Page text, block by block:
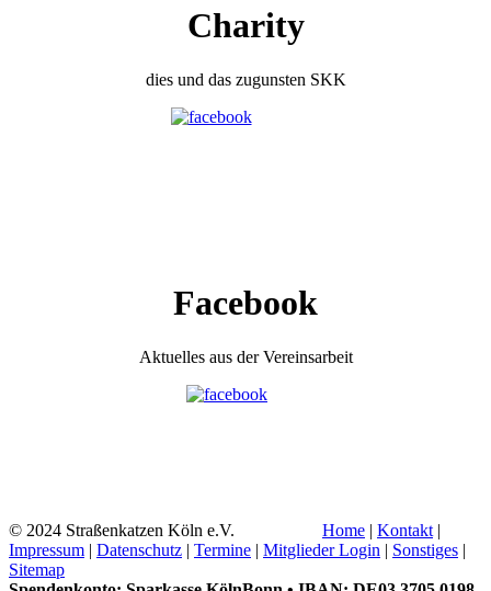
Charity
dies und das zugunsten SKK
Facebook
Aktuelles aus der Vereinsarbeit
© 2024 Straßenkatzen Köln e.V. Home | Kontakt |
Impressum | Datenschutz | Termine | Mitglieder Login | Sonstiges |
Sitemap